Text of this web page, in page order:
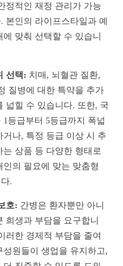
정적인 재정 관리가 가능
본인의 라이프스타일과 예
에 맞춰 선택할 수 있습니
선택: 치매, 뇌혈관 질환,
질병에 대한 특약을 추가
넓힐 수 있습니다. 또한, 국
등급부터 5등급까지 폭넓
거나, 특정 등급 이상 시 추
는 상품 등 다양한 형태로
인의 필요에 맞는 맞춤형
.
호: 간병은 환자뿐만 아니
희생과 부담을 요구합니
러한 경제적 부담을 줄여
성원들이 생업을 유지하고,